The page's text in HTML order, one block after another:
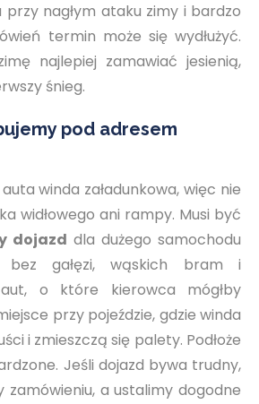
przy nagłym ataku zimy i bardzo
termin może się wydłużyć.
najlepiej zamawiać jesienią,
śnieg.
pod adresem
winda załadunkowa, więc nie
widłowego ani rampy. Musi być
dojazd dla dużego samochodu
bez gałęzi, wąskich bram i
o które kierowca mógłby
przy pojeździe, gdzie winda
i zmieszczą się palety. Podłoże
Jeśli dojazd bywa trudny,
a ustalimy dogodne